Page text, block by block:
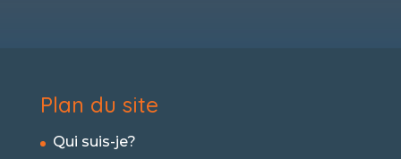
Plan du site
Qui suis-je?